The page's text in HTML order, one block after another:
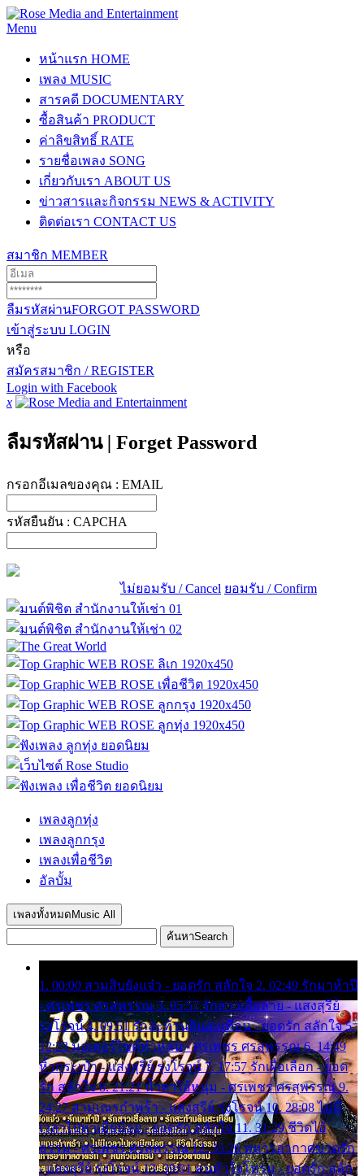
Menu
หน้าแรก HOME
เพลง MUSIC
สารคดี DOCUMENTARY
ซื้อสินค้า PRODUCT
ค่าลิขสิทธิ์ RATE
รายชื่อเพลง SONG
เกี่ยวกับเรา ABOUT US
ข่าวสารและกิจกรรม NEWS & ACTIVITY
ติดต่อเรา CONTACT US
สมาชิก MEMBER
ลืมรหัสผ่านFORGOT PASSWORD
เข้าสู่ระบบ LOGIN
หรือ
สมัครสมาชิก / REGISTER
Login with Facebook
x
ลืมรหัสผ่าน | Forget Password
กรอกอีเมลของคุณ : EMAIL
รหัสยืนยัน : CAPCHA
ไม่ยอมรับ / Cancel ยอมรับ / Confirm
เพลงลูกทุ่ง
เพลงลูกกรุง
เพลงเพื่อชีวิต
อัลบั้ม
เพลงทั้งหมด Music All
ค้นหาSearch
1. 00:00 สามสิบยังแจ๋ว - ยอดรัก สลักใจ 2. 02:49 รักมาห้าปี
- ศรเพชร ศรสุพรรณ 3. 05:57 รักสาวเสื้อลาย - แสงสุรีย์
รุ่งโรจน์ 4. 09:51 รักสะท้านดินสะเทือน - ยอดรัก สลักใจ 5.
12:23 มอเตอร์ไซค์ทำหล่น - ศรเพชร ศรสุพรรณ 6. 14:49
หิ้วกระเป๋า - แสงสุรีย์ รุ่งโรจน์ 7. 17:57 รักเผื่อเลือก - ยอด
รัก สลักใจ 8. 21:21 น้ำตาไอ้หนุ่ม - ศรเพชร ศรสุพรรณ 9.
24:27 สามเณรกำพร้า - แสงสุรีย์ รุ่งโรจน์ 10. 28:08 ไม่มี
เวลาไปหาเมียน้อย - ยอดรัก สลักใจ 11. 31:29 ชีวิตไอ้
ธรรม - ศรเพชร ศรสุพรรณ 12. 35:26 ทหารอากาศขาดรัก
- แสงสุรีย์ รุ่งโรจน์ 13. 39:01 คนหัวใจโทรม - ยอดรัก สลัก